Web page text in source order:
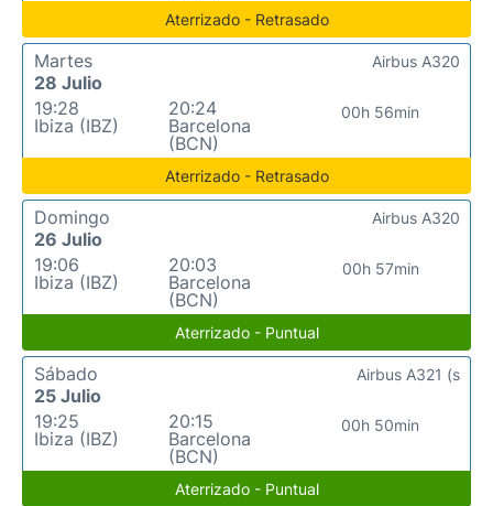
Aterrizado - Retrasado
Martes
28 Julio
19:28
Ibiza (IBZ)
20:24
Barcelona
(BCN)
00h 56min
Airbus A320
Aterrizado - Retrasado
Domingo
26 Julio
19:06
Ibiza (IBZ)
20:03
Barcelona
(BCN)
00h 57min
Airbus A320
Aterrizado - Puntual
Sábado
25 Julio
19:25
Ibiza (IBZ)
20:15
Barcelona
(BCN)
00h 50min
Airbus A321 (s
Aterrizado - Puntual